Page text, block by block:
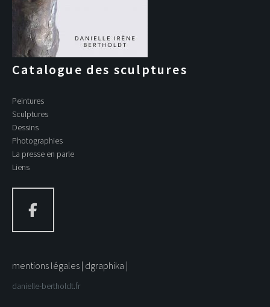
Catalogue des sculptures
Peintures
Sculptures
Dessins
Photographies
La presse en parle
Liens
mentions légales dgraphika
danielle-bertholdt.fr